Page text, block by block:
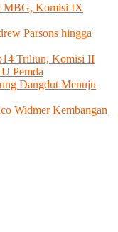
MBG, Komisi IX
Parsons hingga
Triliun, Komisi II
Pemda
Dangdut Menuju
Widmer Kembangan